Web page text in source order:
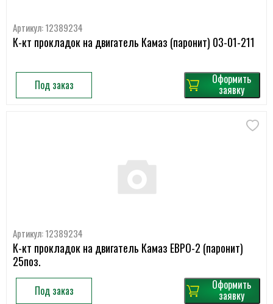
Артикул: 12389234
К-кт прокладок на двигатель Камаз (паронит) 03-01-211
Под заказ Оформить
заявку
Артикул: 12389234
К-кт прокладок на двигатель Камаз ЕВРО-2 (паронит)
25поз.
Под заказ Оформить
заявку